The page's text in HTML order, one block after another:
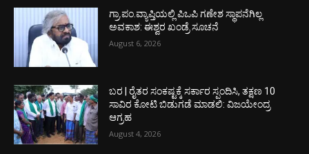
ಗ್ರಾ.ಪಂ.ವ್ಯಾಪ್ತಿಯಲ್ಲಿ ಪಿಒಪಿ ಗಣೇಶ ಸ್ಥಾಪನೆಗಿಲ್ಲ
ಅವಕಾಶ: ಈಶ್ವರ ಖಂಡ್ರೆ ಸೂಚನೆ
August 6, 2026
ಬರ | ರೈತರ ಸಂಕಷ್ಟಕ್ಕೆ ಸರ್ಕಾರ ಸ್ಪಂದಿಸಿ, ತಕ್ಷಣ 10
ಸಾವಿರ ಕೋಟಿ ಬಿಡುಗಡೆ ಮಾಡಲಿ: ವಿಜಯೇಂದ್ರ
ಆಗ್ರಹ
August 4, 2026